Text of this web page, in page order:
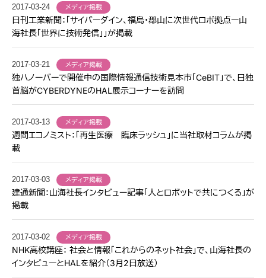
2017-03-24 メディア掲載
日刊工業新聞：「サイバーダイン、福島・郡山に次世代ロボ拠点ー山
海社長「世界に技術発信」」が掲載
2017-03-21 メディア掲載
独ハノーバーで開催中の国際情報通信技術見本市「CeBIT」で、日独
首脳がCYBERDYNEのHAL展示コーナーを訪問
2017-03-13 メディア掲載
週間エコノミスト：「再生医療 臨床ラッシュ」に当社取材コラムが掲
載
2017-03-03 メディア掲載
建通新聞：山海社長インタビュー記事「人とロボットで共につくる」が
掲載
2017-03-02 メディア掲載
NHK高校講座： 社会と情報「これからのネット社会」で、山海社長の
インタビューとHALを紹介（3月2日放送）